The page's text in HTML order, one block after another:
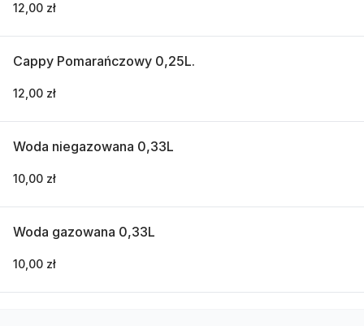
12,00 zł
Cappy Pomarańczowy 0,25L.
12,00 zł
Woda niegazowana 0,33L
10,00 zł
Woda gazowana 0,33L
10,00 zł